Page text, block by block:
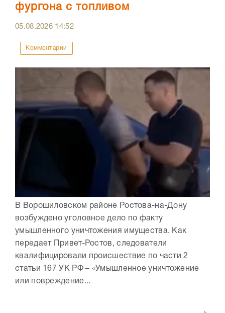
фургона с топливом
05.08.2026 14:52
Комментарии
В Ворошиловском районе Ростова-на-Дону
возбуждено уголовное дело по факту
умышленного уничтожения имущества. Как
передает Привет-Ростов, следователи
квалифицировали происшествие по части 2
статьи 167 УК РФ – «Умышленное уничтожение
или повреждение...